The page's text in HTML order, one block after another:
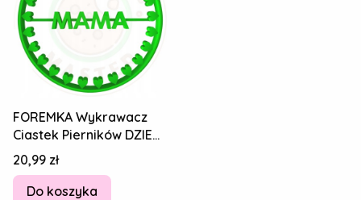
FOREMKA Wykrawacz
Ciastek Pierników DZIEŃ
MAMY Matki Kółko Napis
MAMA 8cm
Cena
20,99 zł
Do koszyka